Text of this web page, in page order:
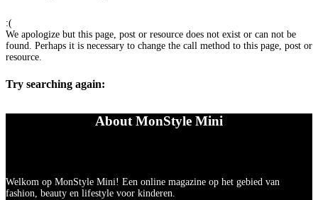
:(
We apologize but this page, post or resource does not exist or can not be
found. Perhaps it is necessary to change the call method to this page, post or
resource.
Try searching again:
About MonStyle Mini
Welkom op MonStyle Mini! Een online magazine op het gebied van
fashion, beauty en lifestyle voor kinderen.